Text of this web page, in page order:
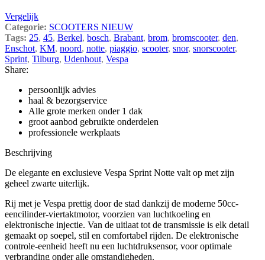
Vergelijk
Categorie: SCOOTERS NIEUW
Tags: 25, 45, Berkel, bosch, Brabant, brom, bromscooter, den,
Enschot, KM, noord, notte, piaggio, scooter, snor, snorscooter,
Sprint, Tilburg, Udenhout, Vespa
Share:
persoonlijk advies
haal & bezorgservice
Alle grote merken onder 1 dak
groot aanbod gebruikte onderdelen
professionele werkplaats
Beschrijving
De elegante en exclusieve Vespa Sprint Notte valt op met zijn
geheel zwarte uiterlijk.
Rij met je Vespa prettig door de stad dankzij de moderne 50cc-
eencilinder-viertaktmotor, voorzien van luchtkoeling en
elektronische injectie. Van de uitlaat tot de transmissie is elk detail
gemaakt op soepel, stil en comfortabel rijden. De elektronische
controle-eenheid heeft nu een luchtdruksensor, voor optimale
verbranding onder alle omstandigheden.